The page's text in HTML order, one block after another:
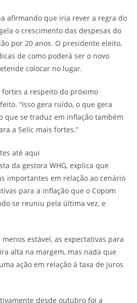
afirmando que iria rever a regra do
o crescimento das despesas do
por 20 anos. O presidente eleito,
de como poderá ser o novo
colocar no lugar.
fortes a respeito do próximo
“Isso gera ruído, o que gera
que se traduz em inflação também
a Selic mais fortes.”
até aqui
da gestora WHG, explica que
importantes em relação ao cenário
para a inflação que o Copom
se reuniu pela última vez, e
estável, as expectativas para
alta na margem, mas nada que
ação em relação à taxa de juros
desde outubro foi a